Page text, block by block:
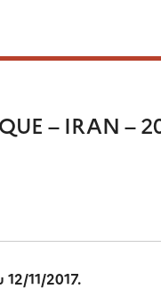
– IRAN –
11/2017.